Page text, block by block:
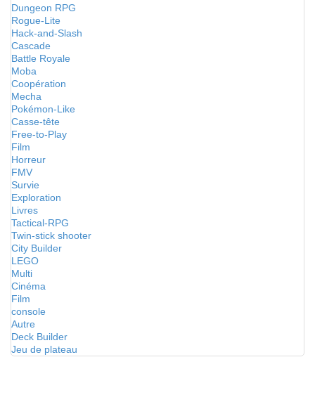
Dungeon RPG
Rogue-Lite
Hack-and-Slash
Cascade
Battle Royale
Moba
Coopération
Mecha
Pokémon-Like
Casse-tête
Free-to-Play
Film
Horreur
FMV
Survie
Exploration
Livres
Tactical-RPG
Twin-stick shooter
City Builder
LEGO
Multi
Cinéma
Film
console
Autre
Deck Builder
Jeu de plateau